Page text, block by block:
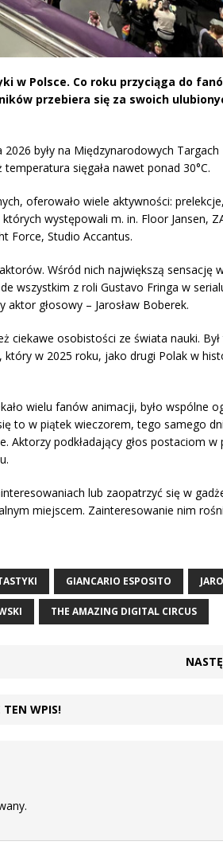
w Polsce. Co roku przyciąga do
przebiera się za swoich
były na Międzynarodowych Targach
sięgała nawet ponad 30°C.
oferowało wiele aktywności:
występowali m. in. Floor Jansen,
Force, Studio Accantus.
Wśród nich największą sensację
wszystkim z roli Gustavo Fringa w
głosowy – Jarosław Boberek.
ciekawe osobistości ze świata nauki.
który w 2025 roku, jako drugi Polak w
wielu fanów animacji, było wspólne
to w piątek wieczorem, tego samego
Aktorzy podkładający głos postaciom w
lub zaopatrzyć się w
miejscem. Zainteresowanie nim
GIANCARIO ESPOSITO
THE AMAZING DIGITAL CIRCUS
TEN WPIS!